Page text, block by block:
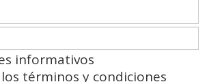
informativos
términos y condiciones